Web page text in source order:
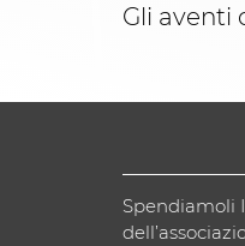
Gli aventi
Spendiamoli